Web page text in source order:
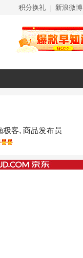
积分换礼 | 新浪微博
极客, 商品发布员